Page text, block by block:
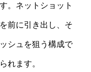
。ネットショット
前に引き出し、そ
シュを狙う構成で
れます。